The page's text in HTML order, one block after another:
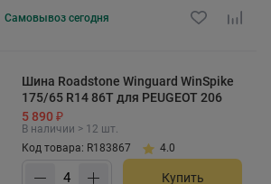
Самовывоз сегодня
Шина Roadstone Winguard WinSpike
175/65 R14 86T для PEUGEOT 206
5 890 ₽
В наличии > 12 шт.
Код товара: R183867
4.0
Купить